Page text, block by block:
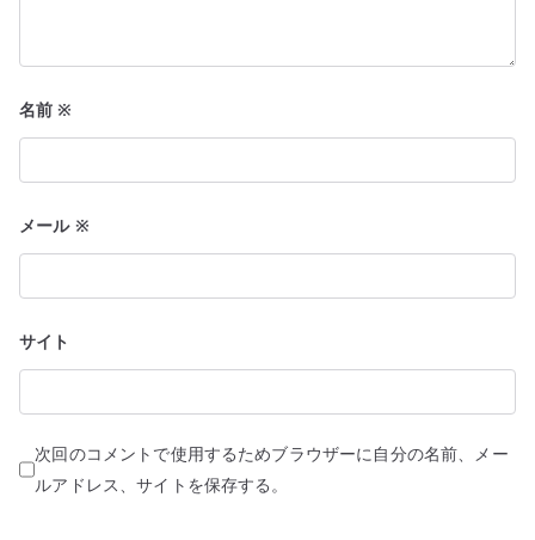
名前※
メール ※
サイト
次回のコメントで使用するためブラウザーに自分の名前、メー
ルアドレス、サイトを保存する。